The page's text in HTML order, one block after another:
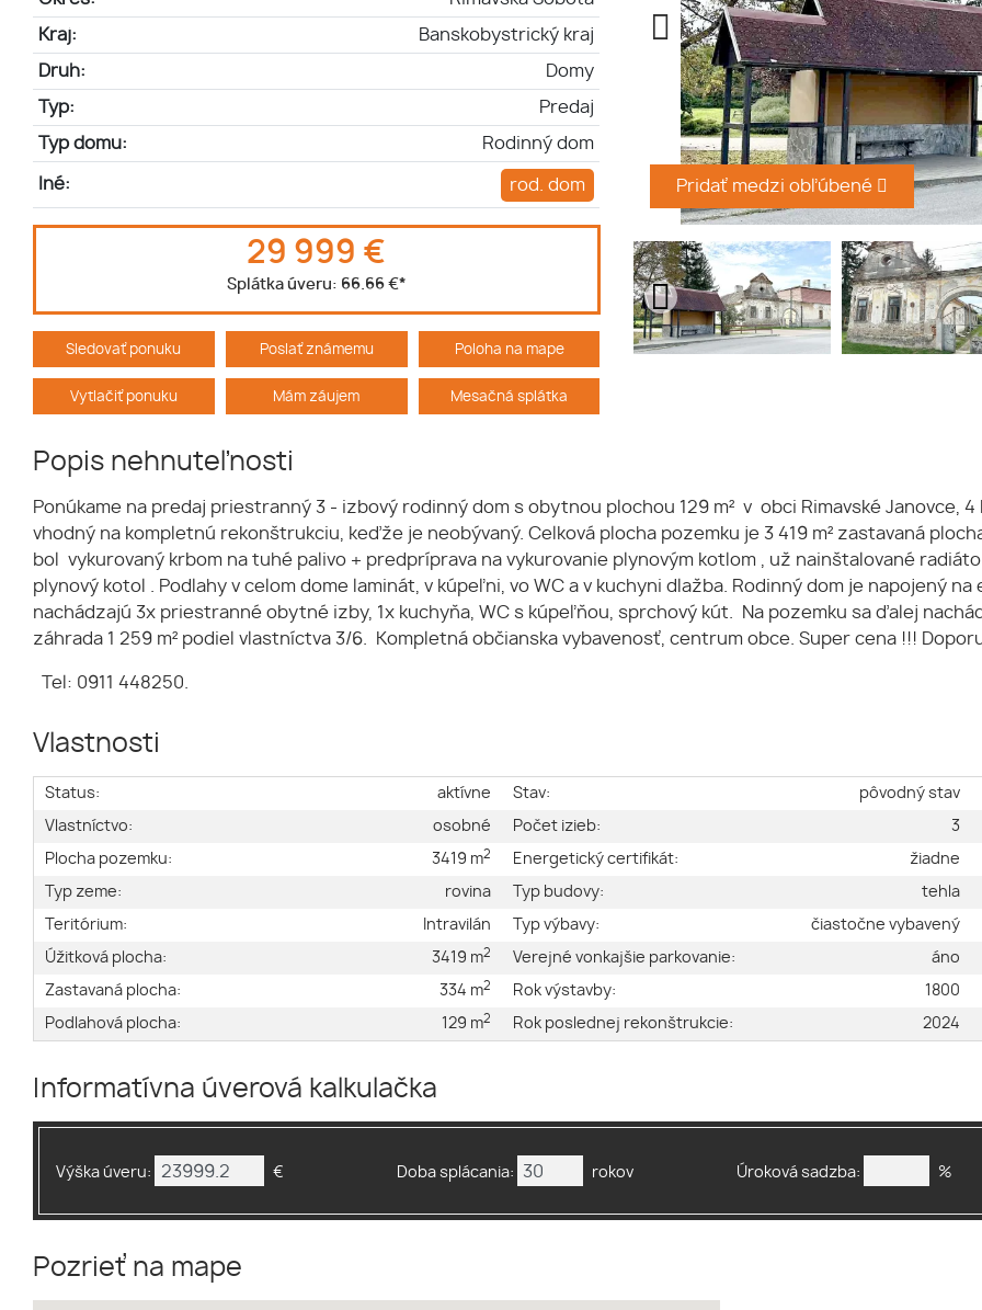
Kraj: Banskobystrický kraj
Druh: Domy
Typ: Predaj
Typ domu: Rodinný dom
Iné: rod. dom
29 999 €
Splátka úveru: 66.66 €*
Sledovať ponuku Poslať známemu Poloha na mape
Vytlačiť ponuku Mám záujem Mesačná splátka
Pridať medzi obľúbené
Popis nehnuteľnosti
Ponúkame na predaj priestranný 3 - izbový rodinný dom s obytnou plochou 129 m² v obci Rimavské Janovce,
vhodný na kompletnú rekonštrukciu, keďže je neobývaný. Celková plocha pozemku je 3 419 m² zastavaná
bol vykurovaný krbom na tuhé palivo + predpríprava na vykurovanie plynovým kotlom , už nainštalované
plynový kotol . Podlahy v celom dome laminát, v kúpeľni, vo WC a v kuchyni dlažba. Rodinný dom je napojený
nachádzajú 3x priestranné obytné izby, 1x kuchyňa, WC s kúpeľňou, sprchový kút. Na pozemku sa ďalej
záhrada 1 259 m² podiel vlastníctva 3/6. Kompletná občianska vybavenosť, centrum obce. Super cena !!!
Tel: 0911 448250.
Vlastnosti
Status:
aktívne
Vlastníctvo:
osobné
Plocha pozemku:
3419 m2
Typ zeme:
rovina
Teritórium:
Intravilán
Úžitková plocha:
3419 m2
Zastavaná plocha: 334 m2
Podlahová plocha: 129 m2
Stav:
pôvodný stav
Počet izieb:
3
Energetický certifikát:
žiadne
Typ budovy:
tehla
Typ výbavy:
čiastočne vybavený
Verejné vonkajšie parkovanie:
áno
Rok výstavby:
1800
Rok poslednej rekonštrukcie:
2024
Informatívna úverová kalkulačka
Výška úveru: € Doba splácania: rokov Úroková sadzba: %
Pozrieť na mape